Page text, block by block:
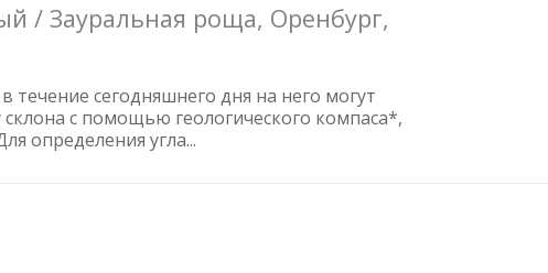
/ Зауральная роща, Оренбург,
сегодняшнего дня на него могут
с помощью геологического компаса*,
определения угла...